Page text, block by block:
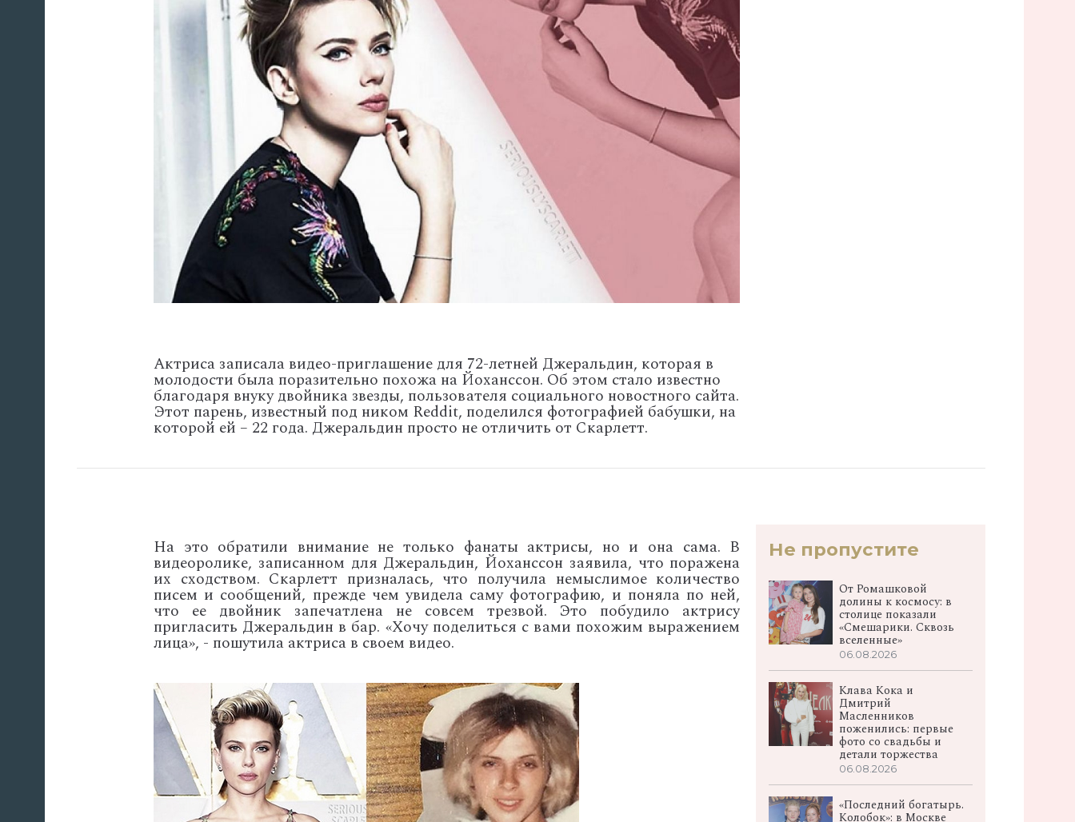
Актриса записала видео-приглашение для 72-летней Джеральдин, которая в
молодости была поразительно похожа на Йоханссон. Об этом стало известно
благодаря внуку двойника звезды, пользователя социального новостного сайта.
Этот парень, известный под ником Reddit, поделился фотографией бабушки, на
которой ей – 22 года. Джеральдин просто не отличить от Скарлетт.
На это обратили внимание не только фанаты актрисы, но и она сама. В
видеоролике, записанном для Джеральдин, Йоханссон заявила, что поражена
их сходством. Скарлетт призналась, что получила немыслимое количество
писем и сообщений, прежде чем увидела саму фотографию, и поняла по ней,
что ее двойник запечатлена не совсем трезвой. Это побудило актрису
пригласить Джеральдин в бар. «Хочу поделиться с вами похожим выражением
лица», - пошутила актриса в своем видео.
Не пропустите
От Ромашковой
долины к космосу: в
столице показали
«Смешарики. Сквозь
вселенные»
06.08.2026
Клава Кока и
Дмитрий
Масленников
поженились: первые
фото со свадьбы и
детали торжества
06.08.2026
«Последний богатырь.
Колобок»: в Москве